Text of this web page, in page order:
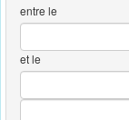
entre le
et le